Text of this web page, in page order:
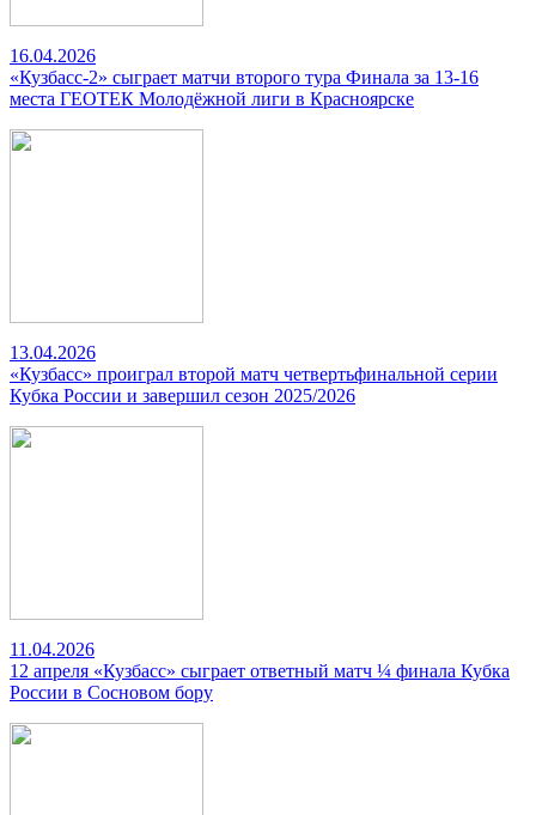
16.04.2026
«Кузбасс-2» сыграет матчи второго тура Финала за 13-16
места ГЕОТЕК Молодёжной лиги в Красноярске
13.04.2026
«Кузбасс» проиграл второй матч четвертьфинальной серии
Кубка России и завершил сезон 2025/2026
11.04.2026
12 апреля «Кузбасс» сыграет ответный матч ¼ финала Кубка
России в Сосновом бору